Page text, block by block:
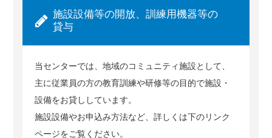
施設設備等の開放、訓練用機器等の
貸与
当センターでは、地域のコミュニティ施設として、
主に従業員の方の教育訓練や研修等の目的で施設・
設備をお貸ししています。
施設設備やお申込み方法など、詳しくは下のリンク
ページをご覧ください。